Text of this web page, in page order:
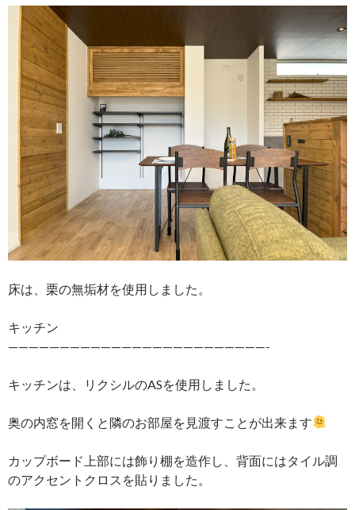
床は、栗の無垢材を使用しました。
キッチン
—————————————————————————-
キッチンは、リクシルのASを使用しました。
奥の内窓を開くと隣のお部屋を見渡すことが出来ます
カップボード上部には飾り棚を造作し、背面にはタイル調
のアクセントクロスを貼りました。